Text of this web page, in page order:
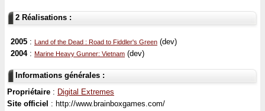
2 Réalisations :
2005 : Land of the Dead : Road to Fiddler's Green (dev)
2004: Marine Heavy Gunner: Vietnam (dev)
Informations générales :
Propriétaire : Digital Extremes
Site officiel : http://www.brainboxgames.com/